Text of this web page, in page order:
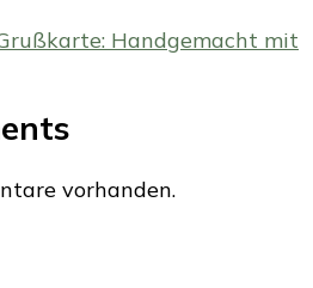
Handgemacht mit
vorhanden.